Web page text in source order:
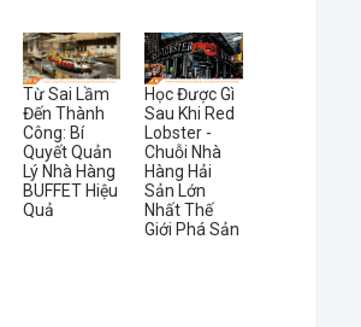
Từ Sai Lầm
Đến Thành
Công: Bí
Quyết Quản
Lý Nhà Hàng
BUFFET Hiệu
Quả
Học Được Gì
Sau Khi Red
Lobster -
Chuỗi Nhà
Hàng Hải
Sản Lớn
Nhất Thế
Giới Phá Sản